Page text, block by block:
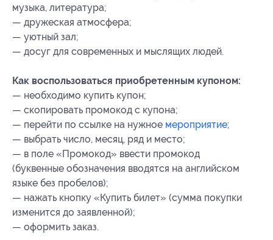
музыка, литература;
— дружеская атмосфера;
— уютный зал;
— досуг для современных и мыслящих людей.
Как воспользоваться приобретенным купоном:
— необходимо купить купон;
— скопировать промокод с купона;
— перейти по ссылке на нужное мероприятие;
— выбрать число, месяц, ряд и место;
— в поле «Промокод» ввести промокод
(буквенные обозначения вводятся на английском
языке без пробелов);
— нажать кнопку «Купить билет» (сумма покупки
изменится до заявленной);
— оформить заказ.